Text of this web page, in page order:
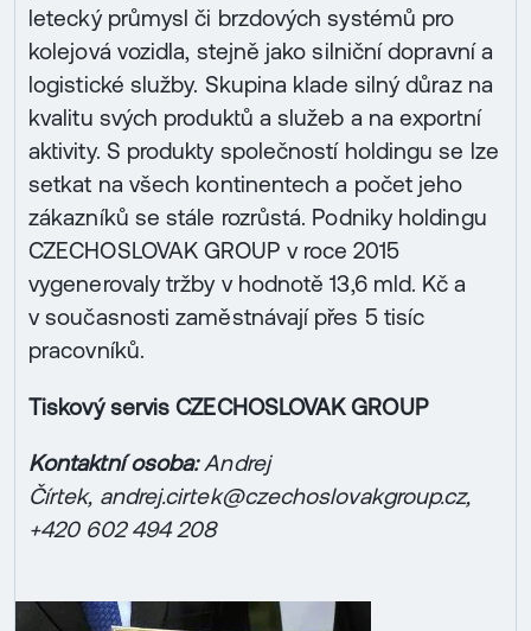
letecký průmysl či brzdových systémů pro
kolejová vozidla, stejně jako silniční dopravní a
logistické služby. Skupina klade silný důraz na
kvalitu svých produktů a služeb a na exportní
aktivity. S produkty společností holdingu se lze
setkat na všech kontinentech a počet jeho
zákazníků se stále rozrůstá. Podniky holdingu
CZECHOSLOVAK GROUP v roce 2015
vygenerovaly tržby v hodnotě 13,6 mld. Kč a
v současnosti zaměstnávají přes 5 tisíc
pracovníků.
Tiskový servis CZECHOSLOVAK GROUP
Kontaktní osoba: Andrej
Čírtek, andrej.cirtek@czechoslovakgroup.cz,
+420 602 494 208